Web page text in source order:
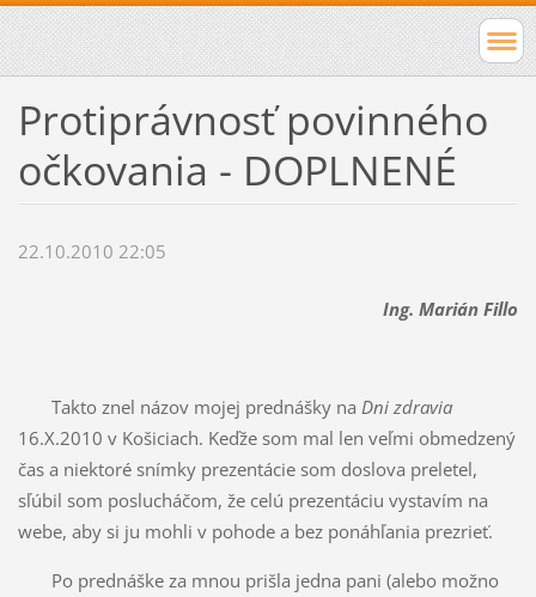
Protiprávnosť povinného
očkovania - DOPLNENÉ
22.10.2010 22:05
Ing. Marián Fillo
Takto znel názov mojej prednášky na Dni zdravia
16.X.2010 v Košiciach. Keďže som mal len veľmi obmedzený
čas a niektoré snímky prezentácie som doslova preletel,
sľúbil som poslucháčom, že celú prezentáciu vystavím na
webe, aby si ju mohli v pohode a bez ponáhľania prezrieť.
Po prednáške za mnou prišla jedna pani (alebo možno